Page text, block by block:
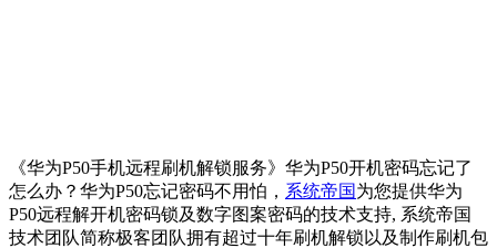
《华为P50手机远程刷机解锁服务》华为P50开机密码忘记了
怎么办？华为P50忘记密码不用怕， 系统帝国为您提供华为
P50远程解开机密码锁及数字图案密码的技术支持, 系统帝国
技术团队简称极客团队拥有超过十年刷机解锁以及制作刷机包